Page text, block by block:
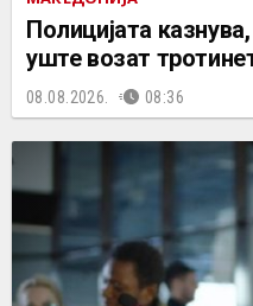
Полицијата
уште возат
08.08.2026. 08:36